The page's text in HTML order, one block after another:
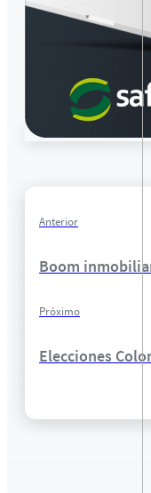
Anterior
Boom
Próximo
Elecciones